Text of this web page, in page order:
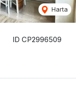
ID CP2996509
Harta